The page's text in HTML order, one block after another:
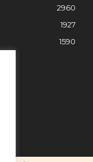
2960
1927
1590